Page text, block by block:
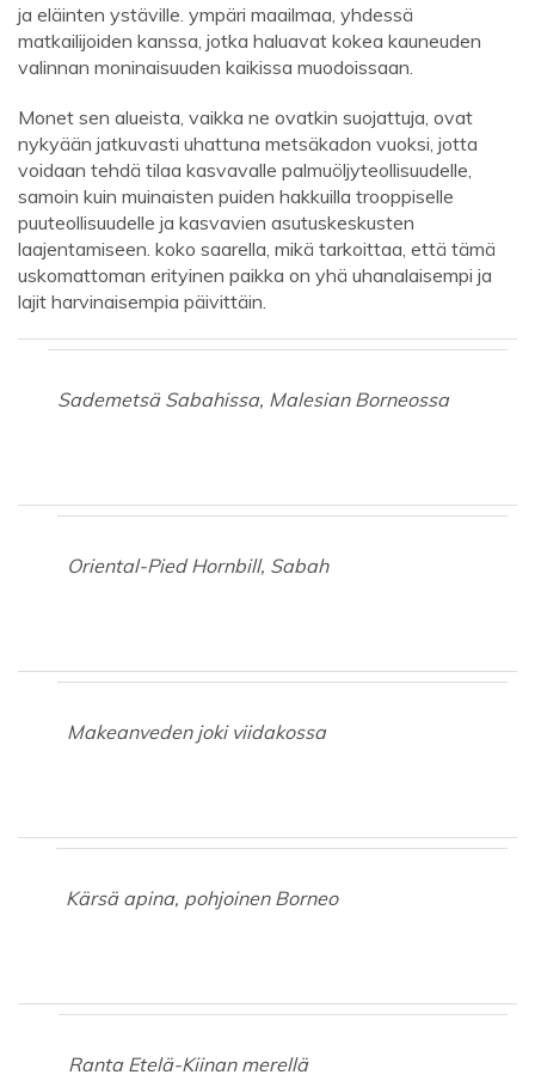
ja eläinten ystäville. ympäri maailmaa, yhdessä
matkailijoiden kanssa, jotka haluavat kokea kauneuden
valinnan moninaisuuden kaikissa muodoissaan.
Monet sen alueista, vaikka ne ovatkin suojattuja, ovat
nykyään jatkuvasti uhattuna metsäkadon vuoksi, jotta
voidaan tehdä tilaa kasvavalle palmuöljyteollisuudelle,
samoin kuin muinaisten puiden hakkuilla trooppiselle
puuteollisuudelle ja kasvavien asutuskeskusten
laajentamiseen. koko saarella, mikä tarkoittaa, että tämä
uskomattoman erityinen paikka on yhä uhanalaisempi ja
lajit harvinaisempia päivittäin.
Sademetsä Sabahissa, Malesian Borneossa
Oriental-Pied Hornbill, Sabah
Makeanveden joki viidakossa
Kärsä apina, pohjoinen Borneo
Ranta Etelä-Kiinan merellä